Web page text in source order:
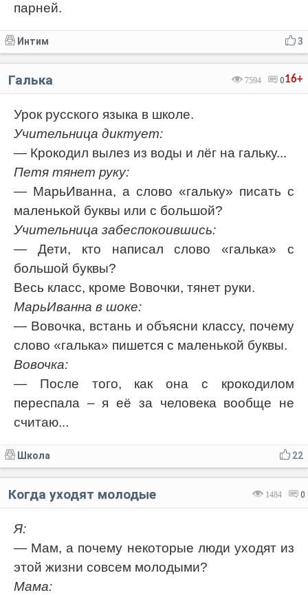
парней.
3
Интим
16+
7594 0
Галька
Урок русского языка в школе.
Учительница диктует:
— Крокодил вылез из воды и лёг на гальку...
Петя тянет руку:
— МарьИванна, а слово «гальку» писать с
маленькой буквы или с большой?
Учительница забеспокоившись:
— Дети, кто написал слово «галька» с
большой буквы?
Весь класс, кроме Вовочки, тянет руки.
МарьИванна в шоке:
— Вовочка, встань и объясни классу, почему
слово «галька» пишется с маленькой буквы.
Вовочка:
— После того, как она с крокодилом
переспала – я её за человека вообще не
считаю...
22
Школа
1484 0
Когда уходят молодые
Я:
— Мам, а почему некоторые люди уходят из
этой жизни совсем молодыми?
Мама: